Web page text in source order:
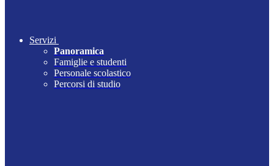
Servizi
Panoramica
Famiglie e studenti
Personale scolastico
Percorsi di studio